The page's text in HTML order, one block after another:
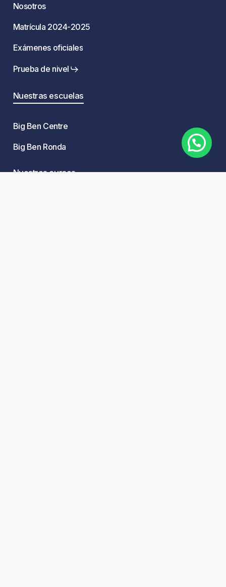
Nosotros
Matrícula 2024-2025
Exámenes oficiales
Prueba de nivel
Nuestras escuelas
Big Ben Centre
Big Ben Ronda
Nuestros cursos